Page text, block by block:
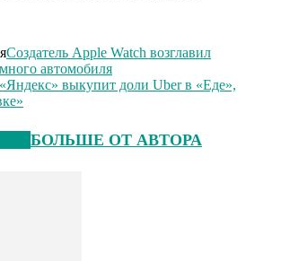
Создатель Apple Watch возглавил
автомобиля
«Яндекс» выкупит доли Uber в «Еде»,
БОЛЬШЕ ОТ АВТОРА